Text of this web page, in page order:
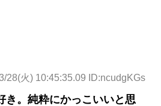
28(火) 10:45:35.09 ID:ncudgKGs
き。純粋にかっこいいと思